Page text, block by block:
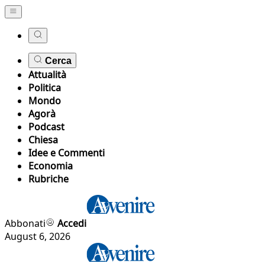
Cerca
Attualità
Politica
Mondo
Agorà
Podcast
Chiesa
Idee e Commenti
Economia
Rubriche
Abbonati
Accedi
August 6, 2026